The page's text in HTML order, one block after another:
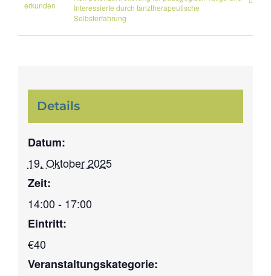
erkunden
Interessierte durch tanztherapeutische
Selbsterfahrung
Details
Datum:
19. Oktober 2025
Zeit:
14:00 - 17:00
Eintritt:
€40
Veranstaltungskategorie: